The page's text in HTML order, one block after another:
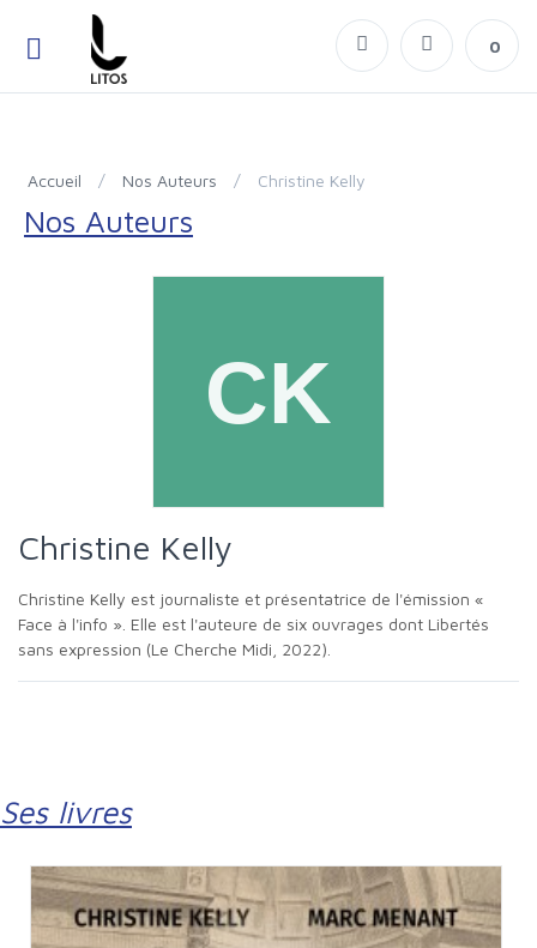
0
Accueil / Nos Auteurs / Christine Kelly
Nos Auteurs
Christine Kelly
Christine Kelly est journaliste et présentatrice de l'émission «
Face à l'info ». Elle est l'auteure de six ouvrages dont Libertés
sans expression (Le Cherche Midi, 2022).
Ses livres